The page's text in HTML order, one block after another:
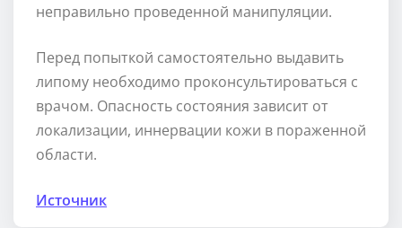
неправильно проведенной манипуляции.
Перед попыткой самостоятельно выдавить
липому необходимо проконсультироваться с
врачом. Опасность состояния зависит от
локализации, иннервации кожи в пораженной
области.
Источник